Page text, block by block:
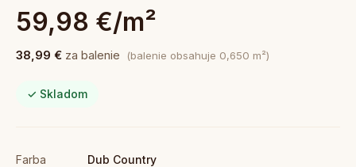
59,98 €/m²
38,99 € za balenie (balenie obsahuje 0,650 m²)
✓ Skladom
Farba Dub Country